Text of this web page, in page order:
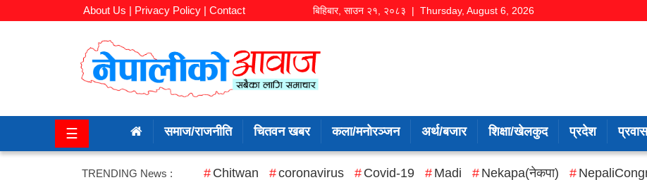
About Us | Privacy Policy | Contact बिहिबार, साउन २१, २०८३ | Thursday, August 6, 2026
राजनीति
☰ समाज/राजनीति चितवन खबर कला/मनोरञ्जन अर्थ/बजार शिक्षा/खेलकुद प्रदेश
TRENDING News : Chitwan coronavirus Covid-19 Madi Nekapa(नेकपा)